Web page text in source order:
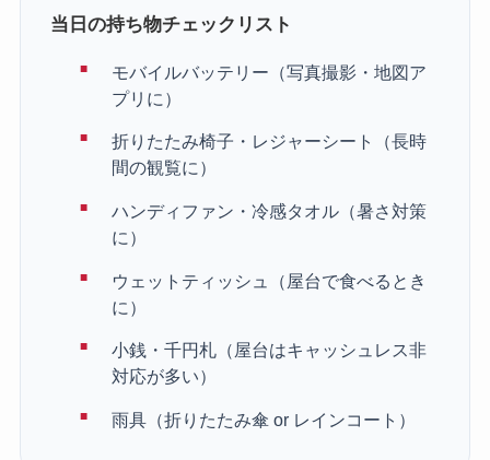
当日の持ち物チェックリスト
モバイルバッテリー（写真撮影・地図ア
プリに）
折りたたみ椅子・レジャーシート（長時
間の観覧に）
ハンディファン・冷感タオル（暑さ対策
に）
ウェットティッシュ（屋台で食べるとき
に）
小銭・千円札（屋台はキャッシュレス非
対応が多い）
雨具（折りたたみ傘 or レインコート）